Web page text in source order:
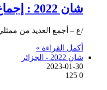
شان 2022 : إجماع الوفود الأجنبية على جودة الظروف التنظيمية بقسنطينة
/ع – أجمع العديد من ممثلي
أكمل القراءة »
شان 2022 - الجزائر
2023-01-30
0